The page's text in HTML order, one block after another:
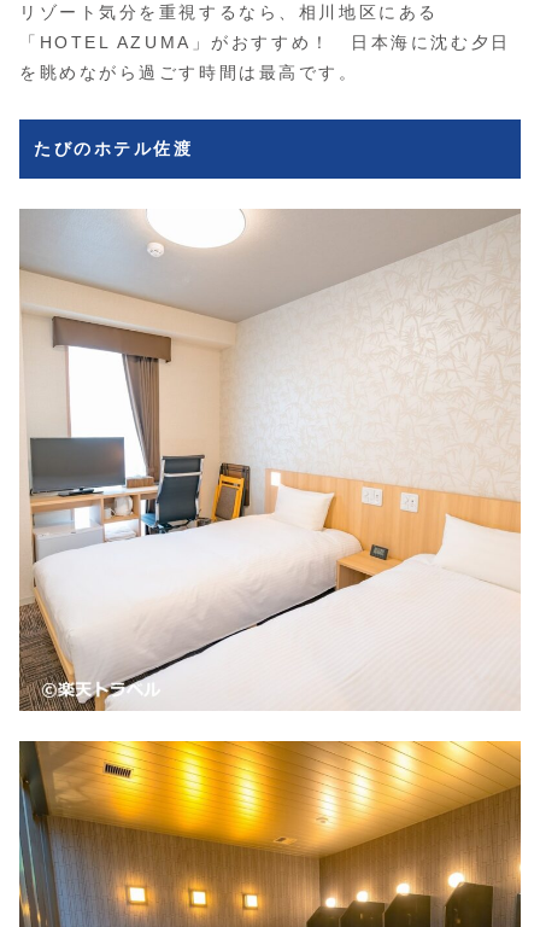
リゾート気分を重視するなら、相川地区にある
「HOTEL AZUMA」がおすすめ！ 日本海に沈む夕日
を眺めながら過ごす時間は最高です。
たびのホテル佐渡